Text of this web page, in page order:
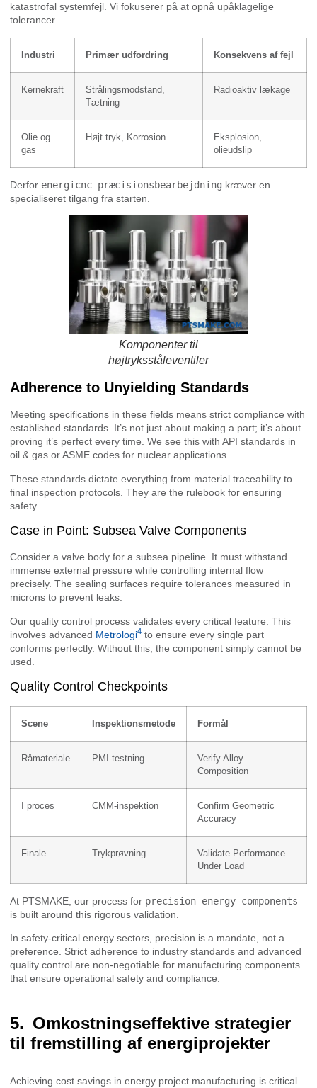
katastrofal systemfejl. Vi fokuserer på at opnå upåklagelige
tolerancer.
Industri Primær udfordring Konsekvens af fejl
Kernekraft
Strålingsmodstand,
Tætning
Radioaktiv lækage
Olie og
gas
Højt tryk, Korrosion
Eksplosion,
olieudslip
Derfor energicnc præcisionsbearbejdning kræver en
specialiseret tilgang fra starten.
Komponenter til
højtryksståleventiler
Adherence to Unyielding Standards
Meeting specifications in these fields means strict compliance with
established standards. It’s not just about making a part; it’s about
proving it’s perfect every time. We see this with API standards in
oil & gas or ASME codes for nuclear applications.
These standards dictate everything from material traceability to
final inspection protocols. They are the rulebook for ensuring
safety.
Case in Point: Subsea Valve Components
Consider a valve body for a subsea pipeline. It must withstand
immense external pressure while controlling internal flow
precisely. The sealing surfaces require tolerances measured in
microns to prevent leaks.
Our quality control process validates every critical feature. This
involves advanced Metrologi4 to ensure every single part
conforms perfectly. Without this, the component simply cannot be
used.
Quality Control Checkpoints
Scene Inspektionsmetode Formål
Råmateriale PMI-testning
Verify Alloy
Composition
I proces CMM-inspektion
Confirm Geometric
Accuracy
Finale Trykprøvning
Validate Performance
Under Load
At PTSMAKE, our process for precision energy components
is built around this rigorous validation.
In safety-critical energy sectors, precision is a mandate, not a
preference. Strict adherence to industry standards and advanced
quality control are non-negotiable for manufacturing components
that ensure operational safety and compliance.
Omkostningseffektive strategier
til fremstilling af energiprojekter
Achieving cost savings in energy project manufacturing is critical.